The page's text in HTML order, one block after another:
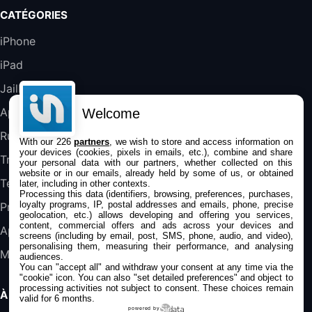
45,98€
CATÉGORIES
iPhone
iPad
Jailbreak
Applications
Rumeurs
Trucs & astuces
Tests
Promos
Apple
Mac
À PROPOS
Welcome
With our 226partners , we wish to store and access information on
your devices (cookies, pixels in emails, etc.), combine and share
your personal data with our partners, whether collected on this
website or in our emails, already held by some of us, or obtained
later, including in other contexts.
Processing this data (identifiers, browsing, preferences, purchases,
loyalty programs, IP, postal addresses and emails, phone, precise
geolocation, etc.) allows developing and offering you services,
content, commercial offers and ads across your devices and
screens (including by email, post, SMS, phone, audio, and video),
personalising them, measuring their performance, and analysing
audiences.
You can "accept all" and withdraw your consent at any time via the
"cookie" icon. You can also "set detailed preferences" and object to
processing activities not subject to consent. These choices remain
valid for 6 months.
powered by